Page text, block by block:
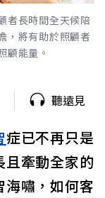
者長時間全天候陪
，將有助於照顧者
顧能量。
聽遠見
症已不再只是
牽動全家的
嘯，如何客